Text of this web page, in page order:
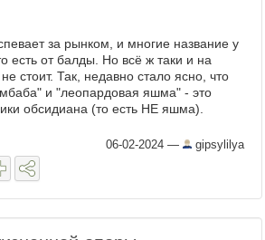
за рынком, и многие название у
есть от балды. Но всё ж таки и на
стоит. Так, недавно стало ясно, что
и "леопардовая яшма" - это
обсидиана (то есть НЕ яшма).
06-02-2024 — gipsylilya